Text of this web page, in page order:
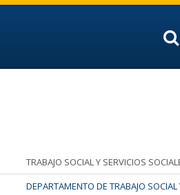
TRABAJO SOCIAL Y SERVICIOS
DEPARTAMENTO DE TRABAJO